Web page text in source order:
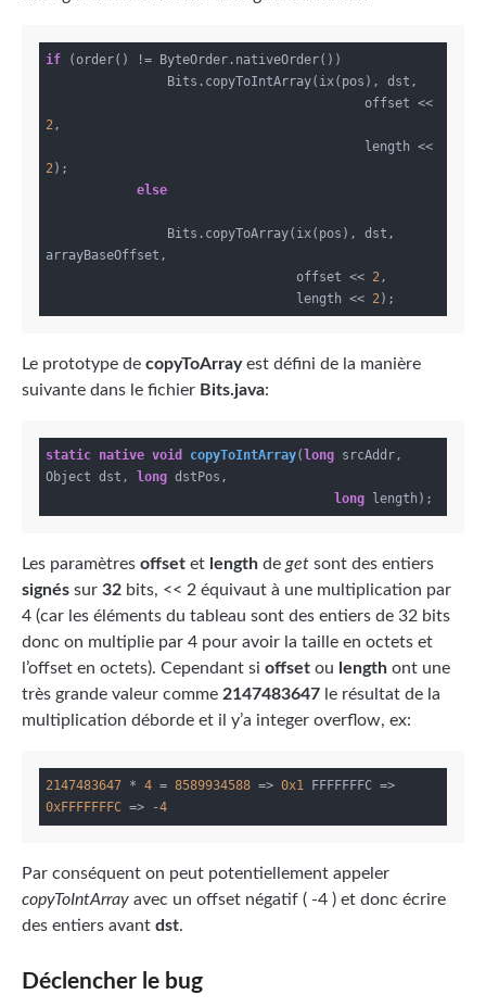
if (order() != ByteOrder.nativeOrder())
2,
2);
else
arrayBaseOffset,
                                 offset <<
2,
                                 length <<
2
Le prototype de copyToArrayest défini de la manière
suivante dans le fichier Bits.java:
static native void copyToIntArray( long srcAddr,
Object dst,
long dstPos,
long length)
Les paramètres offset et length de get sont des entiers
signés sur 32 bits, << 2 équivaut à une multiplication par
4 (car les éléments du tableau sont des entiers de 32 bits
donc on multiplie par 4 pour avoir la taille en octets et
l’offset en octets). Cependant si offset ou length ont une
très grande valeur comme 2147483647 le résultat de la
multiplication déborde et il y’a integer overflow, ex:
2147483647 * 4 = 8589934588 => 0x1
0xFFFFFFFC => -4
Par conséquent on peut potentiellement appeler
copyToIntArray avec un offset négatif ( -4 ) et donc écrire
des entiers avant dst.
Déclencher le bug